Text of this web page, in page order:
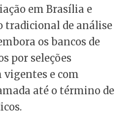
em Brasília e
tradicional de análise
os bancos de
por seleções
e com
até o término de